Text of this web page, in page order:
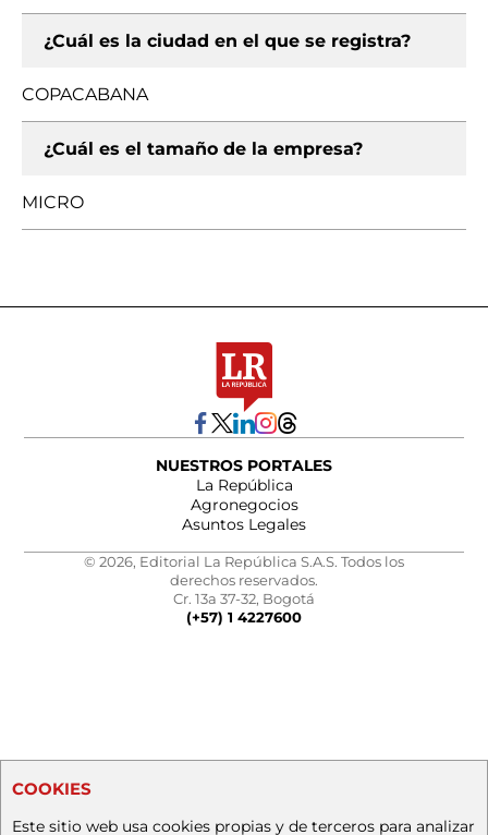
¿Cuál es la ciudad en el que se registra?
COPACABANA
¿Cuál es el tamaño de la empresa?
MICRO
NUESTROS PORTALES
La República
Agronegocios
Asuntos Legales
© 2026, Editorial La República S.A.S. Todos los
derechos reservados.
Cr. 13a 37-32, Bogotá
(+57) 1 4227600
COOKIES
Este sitio web usa cookies propias y de terceros para analizar